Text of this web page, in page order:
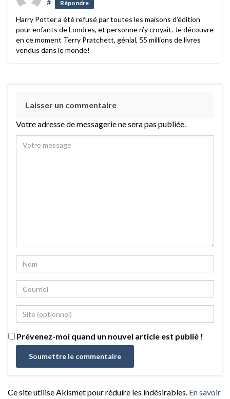
#
Répondre
Harry Potter a été refusé par toutes les maisons d’édition
pour enfants de Londres, et personne n’y croyait. Je découvre
en ce moment Terry Pratchett, génial, 55 millions de livres
vendus dans le monde!
Laisser un commentaire
Votre adresse de messagerie ne sera pas publiée.
Prévenez-moi quand un nouvel article est publié !
Ce site utilise Akismet pour réduire les indésirables. En savoir